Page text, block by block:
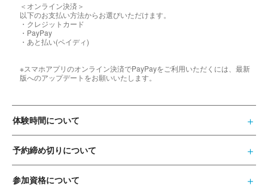
＜オンライン決済＞
以下のお支払い方法からお選びいただけます。
・クレジットカード
・PayPay
・あと払い(ペイディ)
※スマホアプリのオンライン決済でPayPayをご利用いただくには、最新
版へのアップデートをお願いいたします。
体験時間について
予約締め切りについて
参加資格について